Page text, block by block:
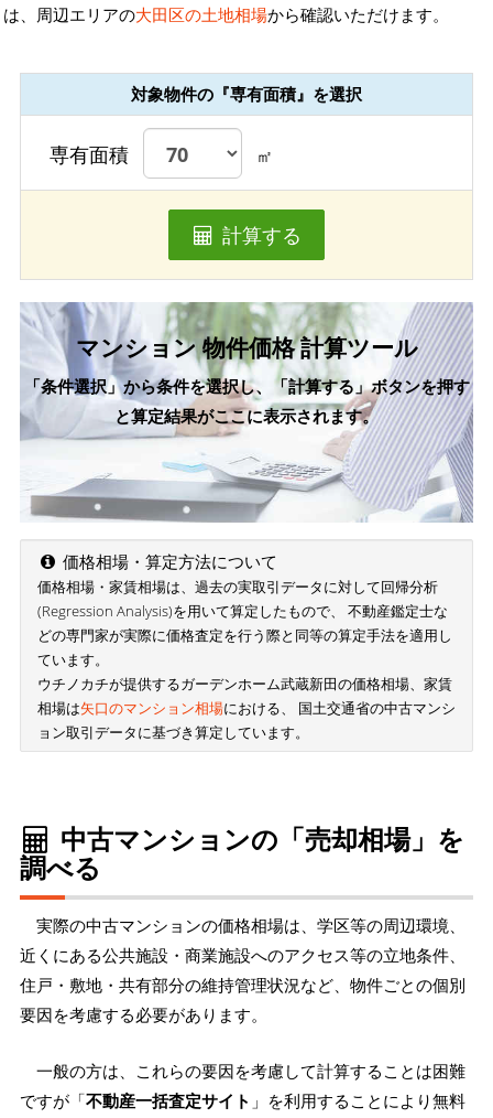
は、周辺エリアの大田区の土地相場から確認いただけます。
対象物件の『専有面積』を選択
専有面積 ㎡
計算する
マンション 物件価格 計算ツール
「条件選択」から条件を選択し、「計算する」ボタンを押す
と算定結果がここに表示されます。
価格相場・算定方法について
価格相場・家賃相場は、過去の実取引データに対して回帰分析
(Regression Analysis)を用いて算定したもので、 不動産鑑定士な
どの専門家が実際に価格査定を行う際と同等の算定手法を適用し
ています。
ウチノカチが提供するガーデンホーム武蔵新田の価格相場、家賃
相場は矢口のマンション相場における、 国土交通省の中古マンシ
ョン取引データに基づき算定しています。
中古マンションの「売却相場」を
調べる
実際の中古マンションの価格相場は、学区等の周辺環境、
近くにある公共施設・商業施設へのアクセス等の立地条件、
住戸・敷地・共有部分の維持管理状況など、物件ごとの個別
要因を考慮する必要があります。
一般の方は、これらの要因を考慮して計算することは困難
ですが「不動産一括査定サイト 」を利用することにより無料